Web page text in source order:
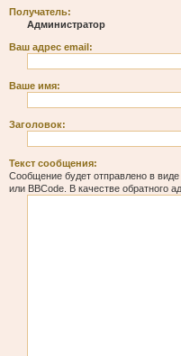
Получатель:
Администратор
Ваш адрес email:
Ваше имя:
Заголовок:
Текст сообщения:
Сообщение будет отправлено в виде
или BBCode. В качестве обратного